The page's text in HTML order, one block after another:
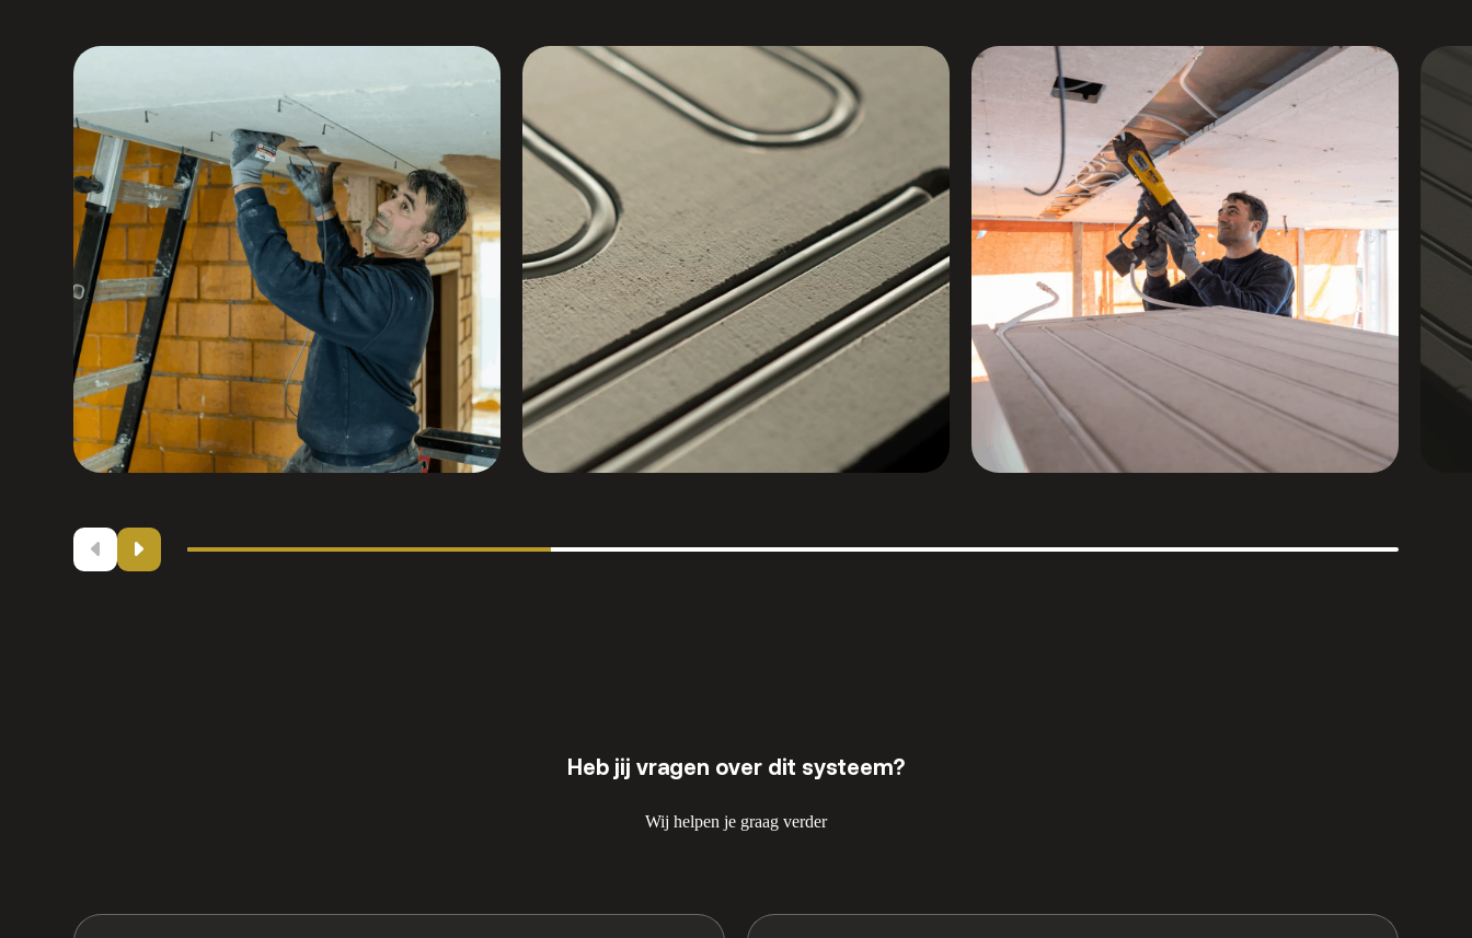
Heb jij vragen over dit systeem?
Wij helpen je graag verder